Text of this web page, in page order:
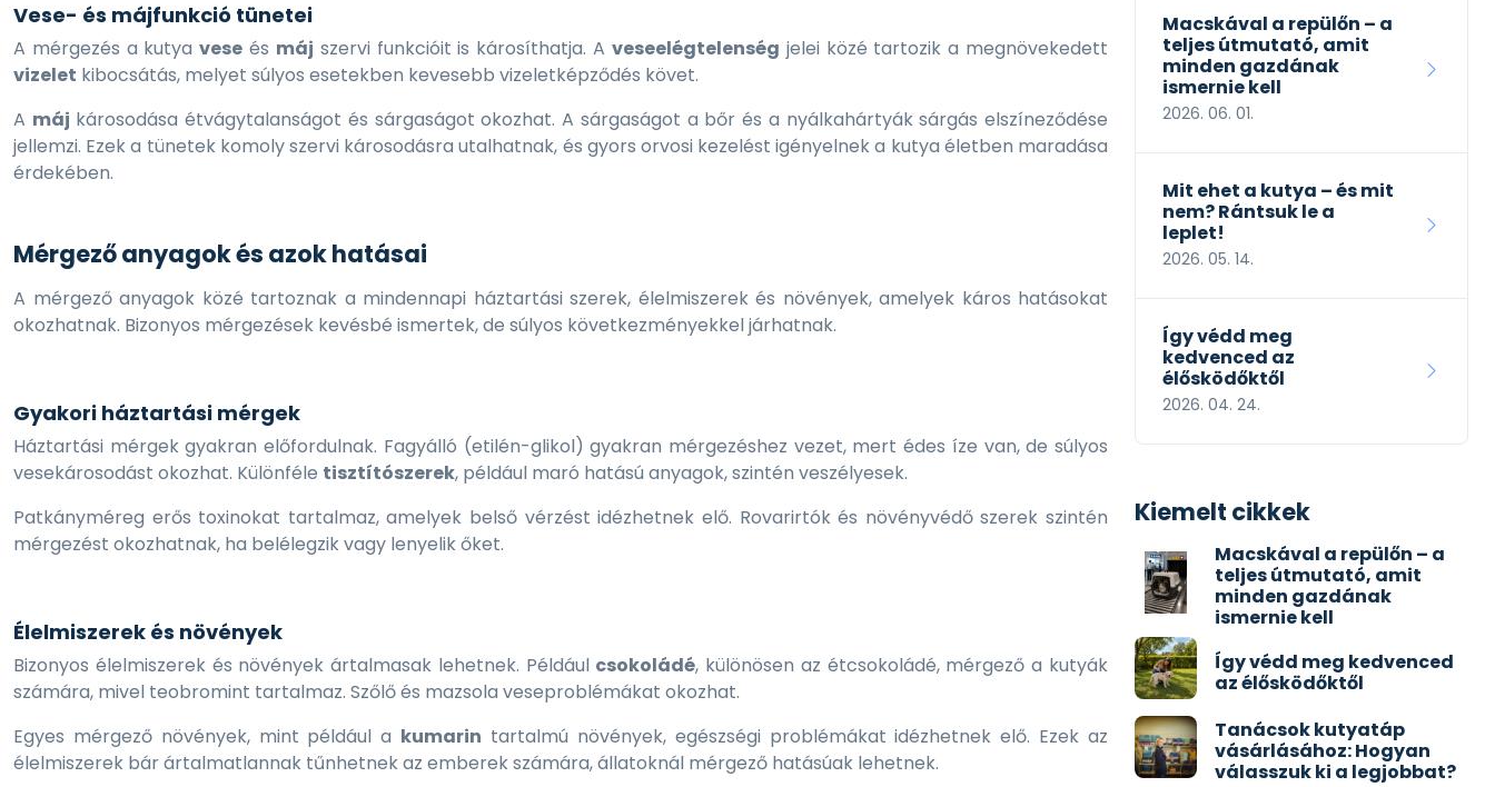
Vese- és májfunkció tünetei
A mérgezés a kutyavese és máj szervi funkcióit is károsíthatja. A veseelégtelenség jelei közé tartozik a megnövekedett
vizelet kibocsátás, melyet súlyos esetekben kevesebb vizeletképződés követ.
A máj károsodása étvágytalanságot és sárgaságot okozhat. A sárgaságot a bőr és a nyálkahártyák sárgás elszíneződése
jellemzi. Ezek a tünetek komoly szervi károsodásra utalhatnak, és gyors orvosi kezelést igényelnek a kutya életben maradása
érdekében.
Mérgező anyagok és azok hatásai
A mérgező anyagok közé tartoznak a mindennapi háztartási szerek, élelmiszerek és növények, amelyek káros hatásokat
okozhatnak. Bizonyos mérgezések kevésbé ismertek, de súlyos következményekkel járhatnak.
Gyakori háztartási mérgek
Háztartási mérgek gyakran előfordulnak. Fagyálló (etilén-glikol) gyakran mérgezéshez vezet, mert édes íze van, de súlyos
vesekárosodást okozhat. Különféle tisztítószerek, például maró hatású anyagok, szintén veszélyesek.
Patkányméreg erős toxinokat tartalmaz, amelyek belső vérzést idézhetnek elő. Rovarirtók és növényvédő szerek szintén
mérgezést okozhatnak, ha belélegzik vagy lenyelik őket.
Élelmiszerek és növények
Bizonyos élelmiszerek és növények ártalmasak lehetnek. Például csokoládé, különösen az étcsokoládé, mérgező a kutyák
számára, mivel teobromint tartalmaz. Szőlő és mazsola veseproblémákat okozhat.
Egyes mérgező növények, mint például a kumarin tartalmú növények, egészségi problémákat idézhetnek elő. Ezek az
élelmiszerek bár ártalmatlannak tűnhetnek az emberek számára, állatoknál mérgező hatásúak lehetnek.
Macskával a repülőn – a
teljes útmutató, amit
minden gazdának
ismernie kell
2026. 06. 01.
Mit ehet a kutya – és mit
nem? Rántsuk le a
leplet!
2026. 05. 14.
Így védd meg
kedvenced az
élősködőktől
2026. 04. 24.
Kiemelt cikkek
Macskával a repülőn – a
teljes útmutató, amit
minden gazdának
ismernie kell
Így védd meg kedvenced
az élősködőktől
Tanácsok kutyatáp
vásárlásához: Hogyan
válasszuk ki a legjobbat?